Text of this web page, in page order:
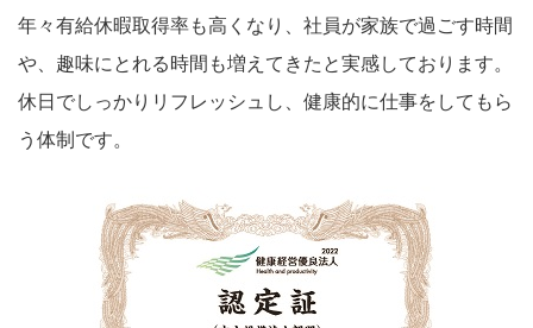
年々有給休暇取得率も高くなり、社員が家族で過ごす時間
や、趣味にとれる時間も増えてきたと実感しております。
休日でしっかりリフレッシュし、健康的に仕事をしてもら
う体制です。